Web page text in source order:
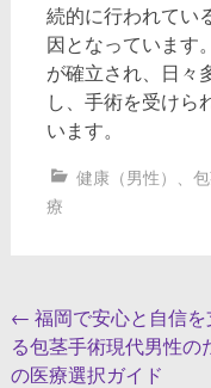
続的に行われてい
因となっています
が確立され、日々
し、手術を受けら
います。
健康（男性） 、
療
投
稿
← 福岡で安心と自信を
る包茎手術現代男性の
の医療選択ガイド